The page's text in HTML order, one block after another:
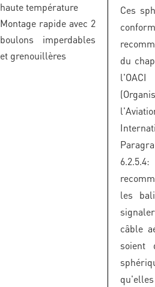
haute température
Montage rapide avec 2
boulons imperdables
et grenouillères
Ces
du
l'OACI
les
câble
soient